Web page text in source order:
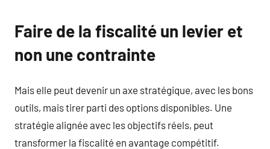
Faire de la fiscalité un levier et
non une contrainte
Mais elle peut devenir un axe stratégique, avec les bons
outils, mais tirer parti des options disponibles. Une
stratégie alignée avec les objectifs réels, peut
transformer la fiscalité en avantage compétitif.